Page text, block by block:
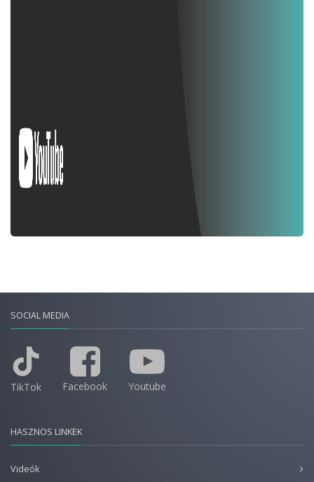
SOCIAL MEDIA
TikTok Facebook Youtube
HASZNOS LINKEK
Videók